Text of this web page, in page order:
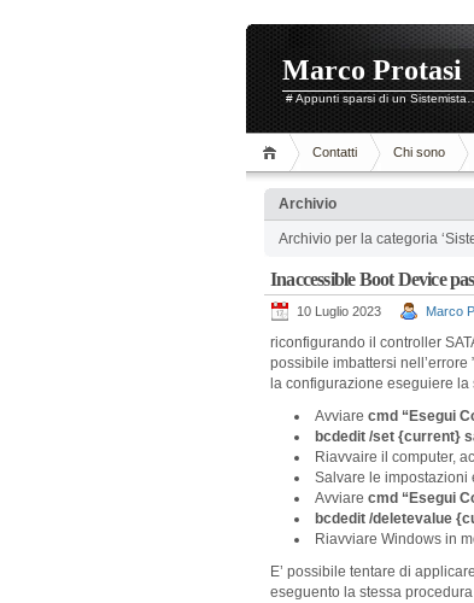
Marco Protasi
# Appunti sparsi di un
Contatti Chi sono
Archivio
Archivio per la categoria
Inaccessible Boot Device
10 Luglio 2023 Marco
riconfigurando il controller
possibile imbattersi nell’errore
la configurazione eseguiere
Avviare cmd “Esegui
bcdedit /set {current}
Riavvaire il computer,
Salvare le impostazioni
Avviare cmd “Esegui
bcdedit /deletevalue
Riavviare Windows in
E’ possibile tentare di
eseguento la stessa